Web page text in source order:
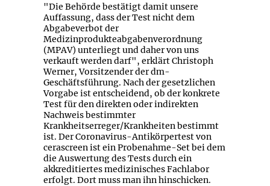
"Die Behörde bestätigt damit unsere
Auffassung, dass der Test nicht dem
Abgabeverbot der
Medizinprodukteabgabenverordnung
(MPAV) unterliegt und daher von uns
verkauft werden darf", erklärt Christoph
Werner, Vorsitzender der dm-
Geschäftsführung. Nach der gesetzlichen
Vorgabe ist entscheidend, ob der konkrete
Test für den direkten oder indirekten
Nachweis bestimmter
Krankheitserreger/Krankheiten bestimmt
ist. Der Coronavirus-Antikörpertest von
cerascreen ist ein Probenahme-Set bei dem
die Auswertung des Tests durch ein
akkreditiertes medizinisches Fachlabor
erfolgt. Dort muss man ihn hinschicken.